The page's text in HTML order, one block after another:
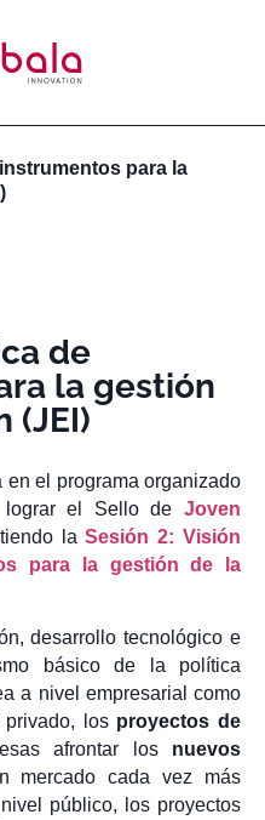
para la
de
la gestión
(JEI)
en el programa organizado
el Sello deJoven
laSesión 2: Visión
para la gestión de la
desarrollo tecnológico e
básico de la política
a nivel empresarial como
los proyectos de
afrontar los nuevos
mercado cada vez más
público, los proyectos